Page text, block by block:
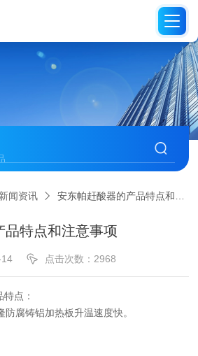
新闻资讯 安东帕赶酸器的产品特点和注意事项
品特点和注意事项
点击次数：2968
特点：
铸铝加热板升温速度快。